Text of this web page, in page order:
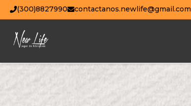
(300)8827990 contactanos.newlife@gmail.com